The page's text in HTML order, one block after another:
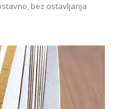
bez ostavljanja